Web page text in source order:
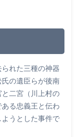
れた三種の神器
の遺臣らが後南
二宮（川上村の
る忠義王と伝わ
うとした事件で